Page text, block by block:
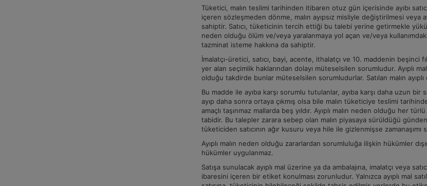
Tüketici, malın teslimi tarihinden itibaren otuz gün içerisinde ayıbı
içeren sözleşmeden dönme, malın ayıpsız misliyle değiştirilmesi veya
sahiptir. Satıcı, tüketicinin tercih ettiği bu talebi yerine getirmekle
neden olduğu ölüm ve/veya yaralanmaya yol açan ve/veya
tazminat isteme hakkına da sahiptir.
İmalatçı-üretici, satıcı, bayi, acente, ithalatçı ve 10. maddenin beşinci
yer alan seçimlik haklarından dolayı müteselsilen sorumludur. Ayıplı
olduğu takdirde bunlar müteselsilen sorumludurlar. Satılan malın
Bu madde ile ayıba karşı sorumlu tutulanlar, ayıba karşı daha uzun
ayıp daha sonra ortaya çıkmış olsa bile malın tüketiciye teslimi
amaçlı taşınmaz mallarda beş yıldır. Ayıplı malın neden olduğu her
tabidir. Bu talepler zarara sebep olan malın piyasaya sürüldüğü günden
tüketiciden satıcının ağır kusuru veya hile ile gizlenmişse zamanaşımı
Ayıplı malın neden olduğu zararlardan sorumluluğa ilişkin hükümler
hükümler uygulanmaz.
Satışa sunulacak ayıplı mal üzerine ya da ambalajına, imalatçı veya
ibaresini içeren bir etiket konulması zorunludur. Yalnızca ayıplı mal